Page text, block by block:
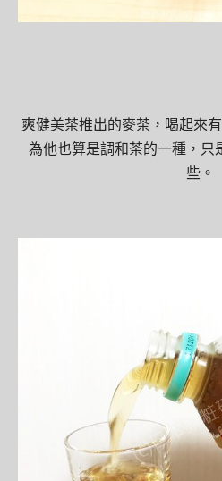
爽健美茶推出的麥茶，喝起來
為他也算是調和茶的一種，只
些。